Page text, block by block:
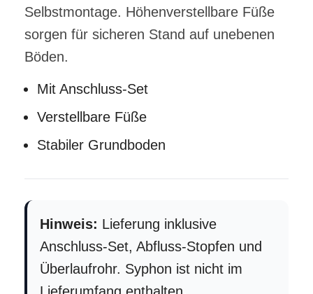
Selbstmontage. Höhenverstellbare Füße
sorgen für sicheren Stand auf unebenen
Böden.
Mit Anschluss-Set
Verstellbare Füße
Stabiler Grundboden
Hinweis: Lieferung inklusive
Anschluss-Set, Abfluss-Stopfen und
Überlaufrohr. Syphon ist nicht im